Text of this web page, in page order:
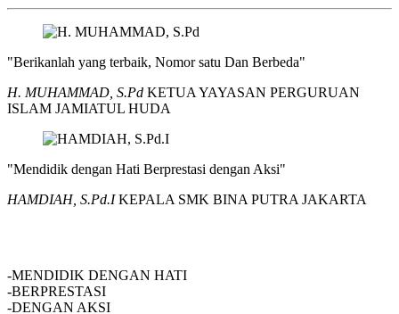
"Berikanlah yang terbaik, Nomor satu Dan Berbeda"
H. MUHAMMAD, S.Pd KETUA YAYASAN PERGURUAN
ISLAM JAMIATUL HUDA
"Mendidik dengan Hati Berprestasi dengan Aksi"
HAMDIAH, S.Pd.IKEPALA SMK BINA PUTRA JAKARTA
-MENDIDIK DENGAN HATI
-BERPRESTASI
-DENGAN AKSI